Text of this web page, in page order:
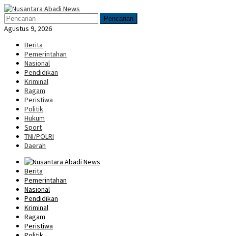
Loncat
ke
konten
Menu
Mobile
Pencarian
Agustus 9, 2026
Berita
Pemerintahan
Nasional
Pendidikan
Kriminal
Ragam
Peristiwa
Politik
Hukum
Sport
TNI/POLRI
Daerah
Berita
Pemerintahan
Nasional
Pendidikan
Kriminal
Ragam
Peristiwa